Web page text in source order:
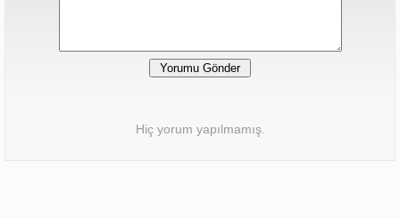
Hiç yorum yapılmamış.